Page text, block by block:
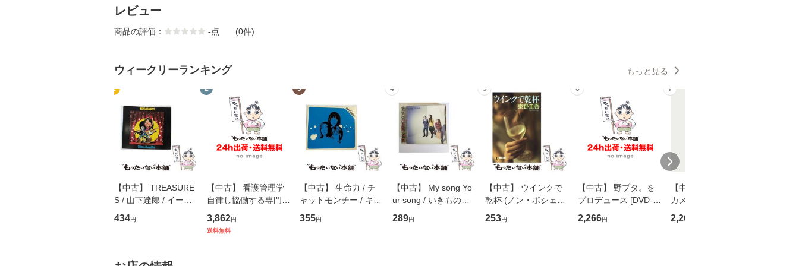
レビュー
商品の評価： -点 (0件)
ウィークリーランキング もっと見る
1
【中古】 TREASURE
S / 山下達郎 / イース
トウエスト・ジャパン
[CD]【メール便送料無
434円
2
【中古】 看護管理学
自律し協働する専門職
の看護マネジメントス
キル 改訂第3版 (看護
3,862円
送料無料
3
【中古】 生命力 / チ
ャットモンチー / キュ
ーンレコード [CD]
【メール便送料無料】
355円
4
【中古】 My song Yo
ur song / いきものが
かり / [CD]【メール便
送料無料】
289円
5
【中古】 ウインクで
乾杯 (ノン・ポシェッ
ト) / 東野圭吾 / 祥伝
社 [文庫]【メール便送
253円
6
【中古】 野ブタ。を
プロデュース [DVD-B
OX] / バップ [DVD]
【メール便送料無料】
2,266円
7
【中古】 明日なき森
カメムシ先生が熊野で
語る / 熊野の森ネット
ワークいちいがしの
2,266